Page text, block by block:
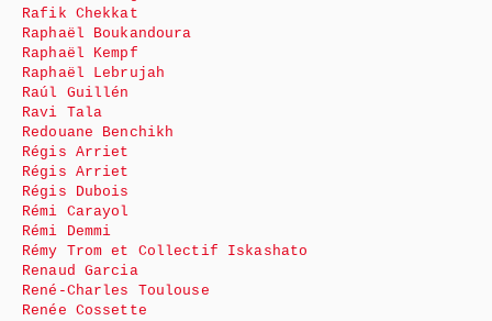
Rafik Chekkat
Raphaël Boukandoura
Raphaël Kempf
Raphaël Lebrujah
Raúl Guillén
Ravi Tala
Redouane Benchikh
Régis Arriet
Régis Arriet
Régis Dubois
Rémi Carayol
Rémi Demmi
Rémy Trom et Collectif Iskashato
Renaud Garcia
René-Charles Toulouse
Renée Cossette